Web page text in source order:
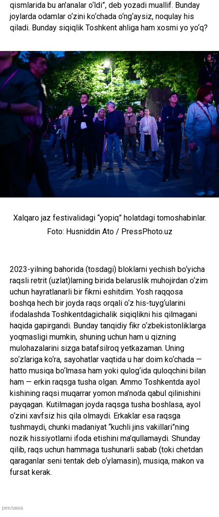
qismlarida bu an’analar o‘ldi”, deb yozadi muallif. Bunday
joylarda odamlar o‘zini ko‘chada o‘ng‘aysiz, noqulay his
qiladi. Bunday siqiqlik Toshkent ahliga ham xosmi yo yo‘q?
Xalqaro jaz festivalidagi “yopiq” holatdagi tomoshabinlar.
Foto: Husniddin Ato / PressPhoto.uz
2023-yilning bahorida (tosdagi) bloklarni yechish bo‘yicha
raqsli retrit (uzlat)larning birida belaruslik muhojirdan o‘zim
uchun hayratlanarli bir fikrni eshitdim. Yosh raqqosa
boshqa hech bir joyda raqs orqali o‘z his-tuyg‘ularini
ifodalashda Toshkentdagichalik siqiqlikni his qilmagani
haqida gapirgandi. Bunday tanqidiy fikr o‘zbekistonliklarga
yoqmasligi mumkin, shuning uchun ham u qizning
mulohazalarini sizga batafsilroq yetkazaman. Uning
so‘zlariga ko‘ra, sayohatlar vaqtida u har doim ko‘chada —
hatto musiqa bo‘lmasa ham yoki qulog‘ida quloqchini bilan
ham — erkin raqsga tusha olgan. Ammo Toshkentda ayol
kishining raqsi muqarrar yomon ma’noda qabul qilinishini
payqagan. Kutilmagan joyda raqsga tusha boshlasa, ayol
o‘zini xavfsiz his qila olmaydi. Erkaklar esa raqsga
tushmaydi, chunki madaniyat “kuchli jins vakillari”ning
nozik hissiyotlarni ifoda etishini ma’qullamaydi. Shunday
qilib, raqs uchun hammaga tushunarli sabab (toki chetdan
qaraganlar seni tentak deb o‘ylamasin), musiqa, makon va
fursat kerak.
реклама